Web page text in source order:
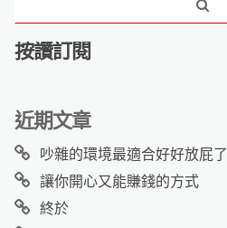
按讚訂閱
近期文章
吵雜的環境最適合好好放屁了
讓你開心又能賺錢的方式
終於